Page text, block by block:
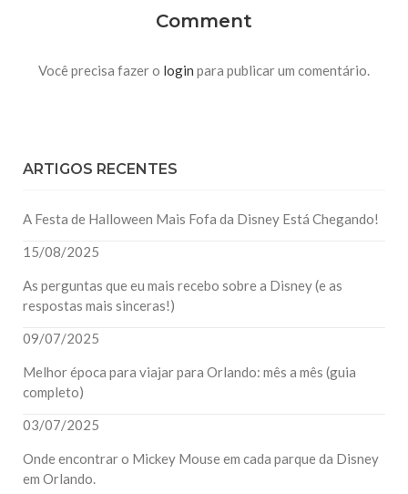
Comment
Você precisa fazer o login para publicar um comentário.
ARTIGOS RECENTES
A Festa de Halloween Mais Fofa da Disney Está Chegando!
15/08/2025
As perguntas que eu mais recebo sobre a Disney (e as
respostas mais sinceras!)
09/07/2025
Melhor época para viajar para Orlando: mês a mês (guia
completo)
03/07/2025
Onde encontrar o Mickey Mouse em cada parque da Disney
em Orlando.